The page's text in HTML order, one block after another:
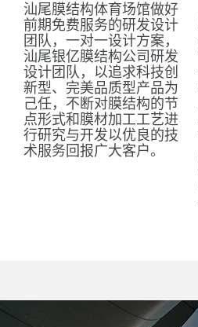
汕尾膜结构体育场馆做好
前期免费服务的研发设计
团队，一对一设计方案，
汕尾银亿膜结构公司研发
设计团队，以追求科技创
新型、完美品质型产品为
己任，不断对膜结构的节
点形式和膜材加工工艺进
行研究与开发以优良的技
术服务回报广大客户。